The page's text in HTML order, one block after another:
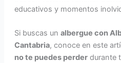
educativos y momentos
Si buscas un albergue con
Cantabria, conoce en este
no te puedes perderdurante